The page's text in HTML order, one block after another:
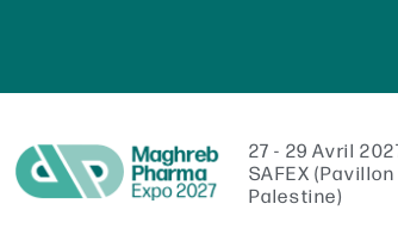
27 - 29 Avril
SAFEX (Pavillon
Palestine)